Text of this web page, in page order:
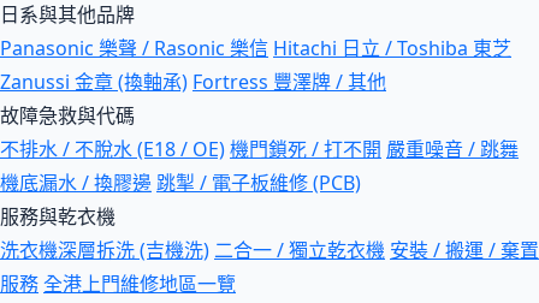
日系與其他品牌
Panasonic 樂聲 / Rasonic 樂信 Hitachi 日立 / Toshiba 東芝
Zanussi 金章 (換軸承) Fortress 豐澤牌 / 其他
故障急救與代碼
不排水 / 不脫水 (E18 / OE)機門鎖死 / 打不開 嚴重噪音 / 跳舞
機底漏水 / 換膠邊跳掣 / 電子板維修 (PCB)
服務與乾衣機
洗衣機深層拆洗 (吉機洗) 二合一 / 獨立乾衣機 安裝 / 搬運 / 棄置
服務全港上門維修地區一覽